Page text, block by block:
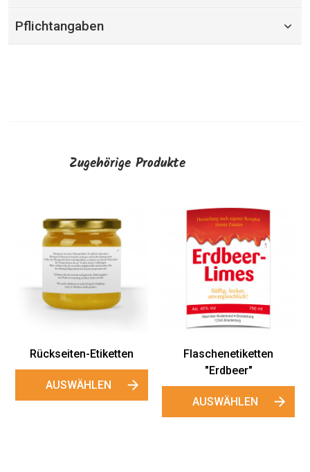
Pflichtangaben
Zugehörige Produkte
Rückseiten-Etiketten
AUSWÄHLEN
Flaschenetiketten
"Erdbeer"
AUSWÄHLEN